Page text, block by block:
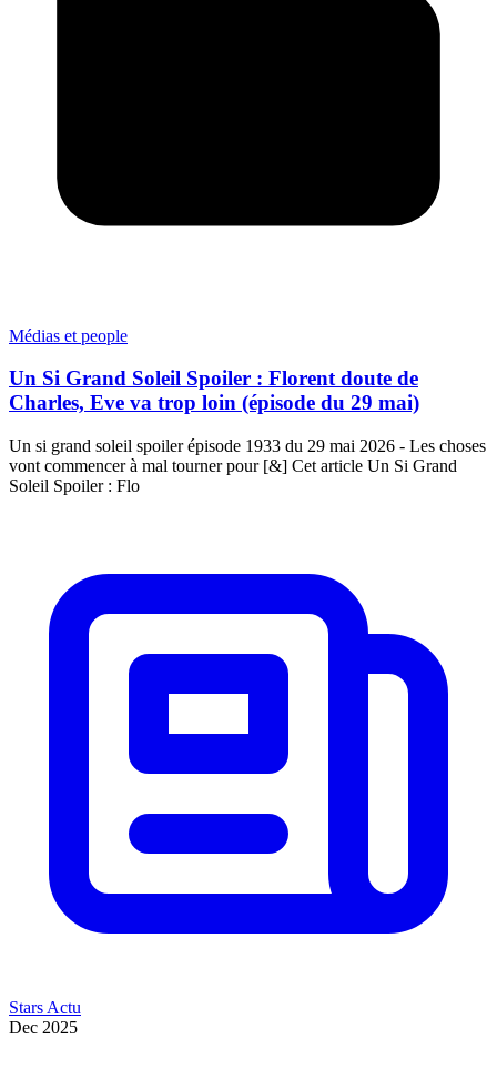
Médias et people
Un Si Grand Soleil Spoiler : Florent doute de
Charles, Eve va trop loin (épisode du 29 mai)
Un si grand soleil spoiler épisode 1933 du 29 mai 2026 - Les choses
vont commencer à mal tourner pour [&] Cet article Un Si Grand
Soleil Spoiler : Flo
Stars Actu
Dec 2025